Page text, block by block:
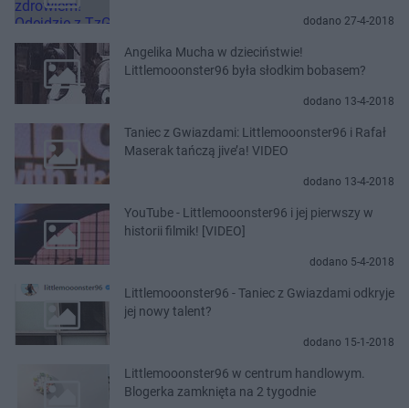
dodano 27-4-2018
Angelika Mucha w dzieciństwie!
Littlemooonster96 była słodkim bobasem?
dodano 13-4-2018
Taniec z Gwiazdami: Littlemooonster96 i Rafał
Maserak tańczą jive’a! VIDEO
dodano 13-4-2018
YouTube - Littlemooonster96 i jej pierwszy w
historii filmik! [VIDEO]
dodano 5-4-2018
Littlemooonster96 - Taniec z Gwiazdami odkryje
jej nowy talent?
dodano 15-1-2018
Littlemooonster96 w centrum handlowym.
Blogerka zamknięta na 2 tygodnie